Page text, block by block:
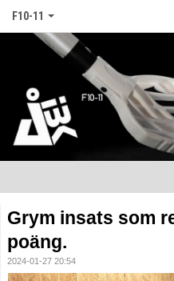
F10-11
Nyheter
Kalender
Grym insats som
poäng.
2024-01-27 20:54